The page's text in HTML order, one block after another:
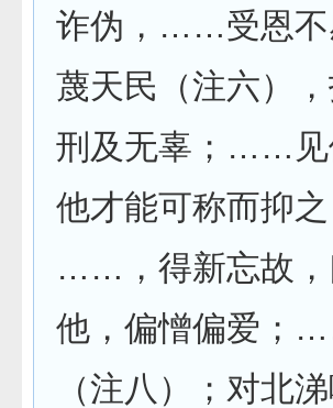
诈伪，……受恩
蔑天民（注六）
刑及无辜；……见
他才能可称而抑
……，得新忘故
他，偏憎偏爱；
（注八）；对北